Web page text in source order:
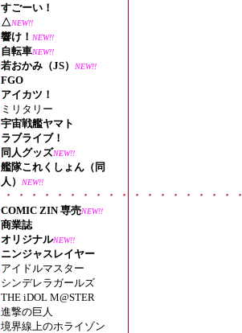
すごーい！
△NEW!!
響け！ NEW!!
自転車NEW!!
若おかみ（JS） NEW!!
FGO
アイカツ！
ミリタリー
宇宙戦艦ヤマト
ラブライブ！
同人グッズNEW!!
艦隊これくしょん（同
人）
NEW!!
・・・・・・・・・・・・・・・・・・・
COMIC ZIN 専売NEW!!
商業誌
オリジナルNEW!!
ニンジャスレイヤー
アイドルマスター
シンデレラガールズ
THE iDOL M@STER
進撃の巨人
境界線上のホライゾン